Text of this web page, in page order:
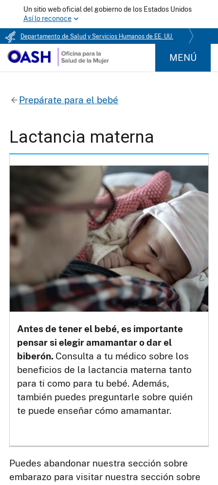
Un sitio web oficial del gobierno de los Estados Unidos
Así lo reconoce
Departamento de Salud y Servicios Humanos de EE. UU.
MENÚ
Prepárate para el bebé
Lactancia materna
Antes de tener el bebé, es importante
pensar si elegir amamantar o dar el
biberón. Consulta a tu médico sobre los
beneficios de la lactancia materna tanto
para ti como para tu bebé. Además,
también puedes preguntarle sobre quién
te puede enseñar cómo amamantar.
Puedes abandonar nuestra sección sobre
embarazo para visitar nuestra sección sobre